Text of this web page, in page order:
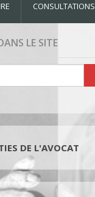
CONSULTATIONS
LE SITE
DE L'AVOCAT